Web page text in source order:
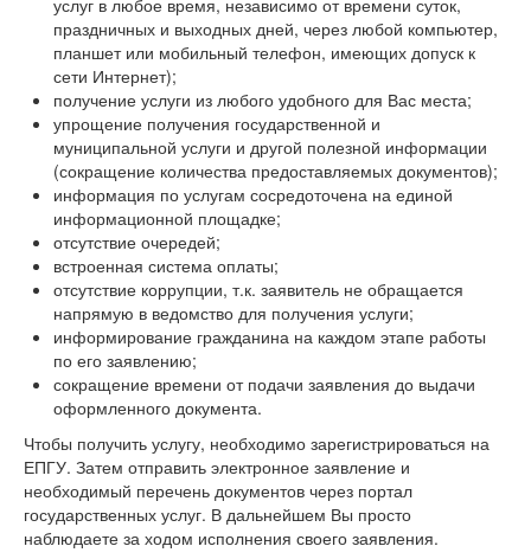
праздничных и выходных дней, через любой компьютер,
планшет или мобильный телефон, имеющих допуск к
сети Интернет);
получение услуги из любого удобного для Вас места;
упрощение получения государственной и
муниципальной услуги и другой полезной информации
(сокращение количества предоставляемых документов);
информация по услугам сосредоточена на единой
информационной площадке;
отсутствие очередей;
встроенная система оплаты;
отсутствие коррупции, т.к. заявитель не обращается
напрямую в ведомство для получения услуги;
информирование гражданина на каждом этапе работы
по его заявлению;
сокращение времени от подачи заявления до выдачи
оформленного документа.
Чтобы получить услугу, необходимо зарегистрироваться на
ЕПГУ. Затем отправить электронное заявление и
необходимый перечень документов через портал
государственных услуг. В дальнейшем Вы просто
наблюдаете за ходом исполнения своего заявления.